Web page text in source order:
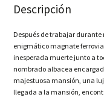
Descripción
Después de trabajar
enigmático magnate
inesperada muerte junto a
nombrado albacea
majestuosa mansión, una
llegada a la mansión,